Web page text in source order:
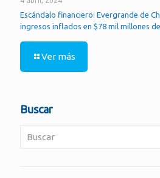
Escándalo financiero: Evergrande de
ingresos inflados en $78 mil millones
Ver más
Buscar